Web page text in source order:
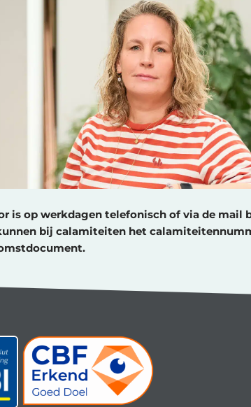
is op werkdagen telefonisch of via de mail
bij calamiteiten het